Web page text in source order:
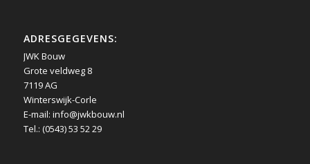
ADRESGEGEVENS:
JWK Bouw
Grote veldweg 8
7119 AG
Winterswijk-Corle
E-mail: info@jwkbouw.nl
Tel.: (0543) 53 52 29